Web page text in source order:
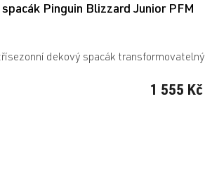
Pinguin Blizzard Junior PFM
1 555 Kč
dekový spacák transformovatelný